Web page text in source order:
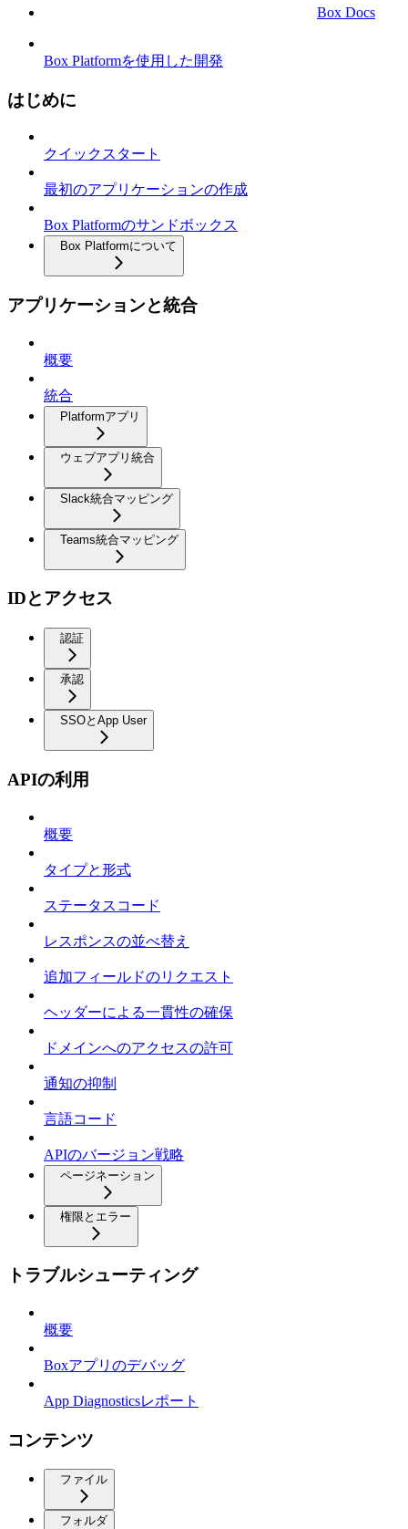
Box Docs
Box Platformを使用した開発
はじめに
クイックスタート
最初のアプリケーションの作成
Box Platformのサンドボックス
Box Platformについて
アプリケーションと統合
概要
統合
Platformアプリ
ウェブアプリ統合
Slack統合マッピング
Teams統合マッピング
IDとアクセス
認証
承認
SSOとApp User
APIの利用
概要
タイプと形式
ステータスコード
レスポンスの並べ替え
追加フィールドのリクエスト
ヘッダーによる一貫性の確保
ドメインへのアクセスの許可
通知の抑制
言語コード
APIのバージョン戦略
ページネーション
権限とエラー
トラブルシューティング
概要
Boxアプリのデバッグ
App Diagnosticsレポート
コンテンツ
ファイル
フォルダ